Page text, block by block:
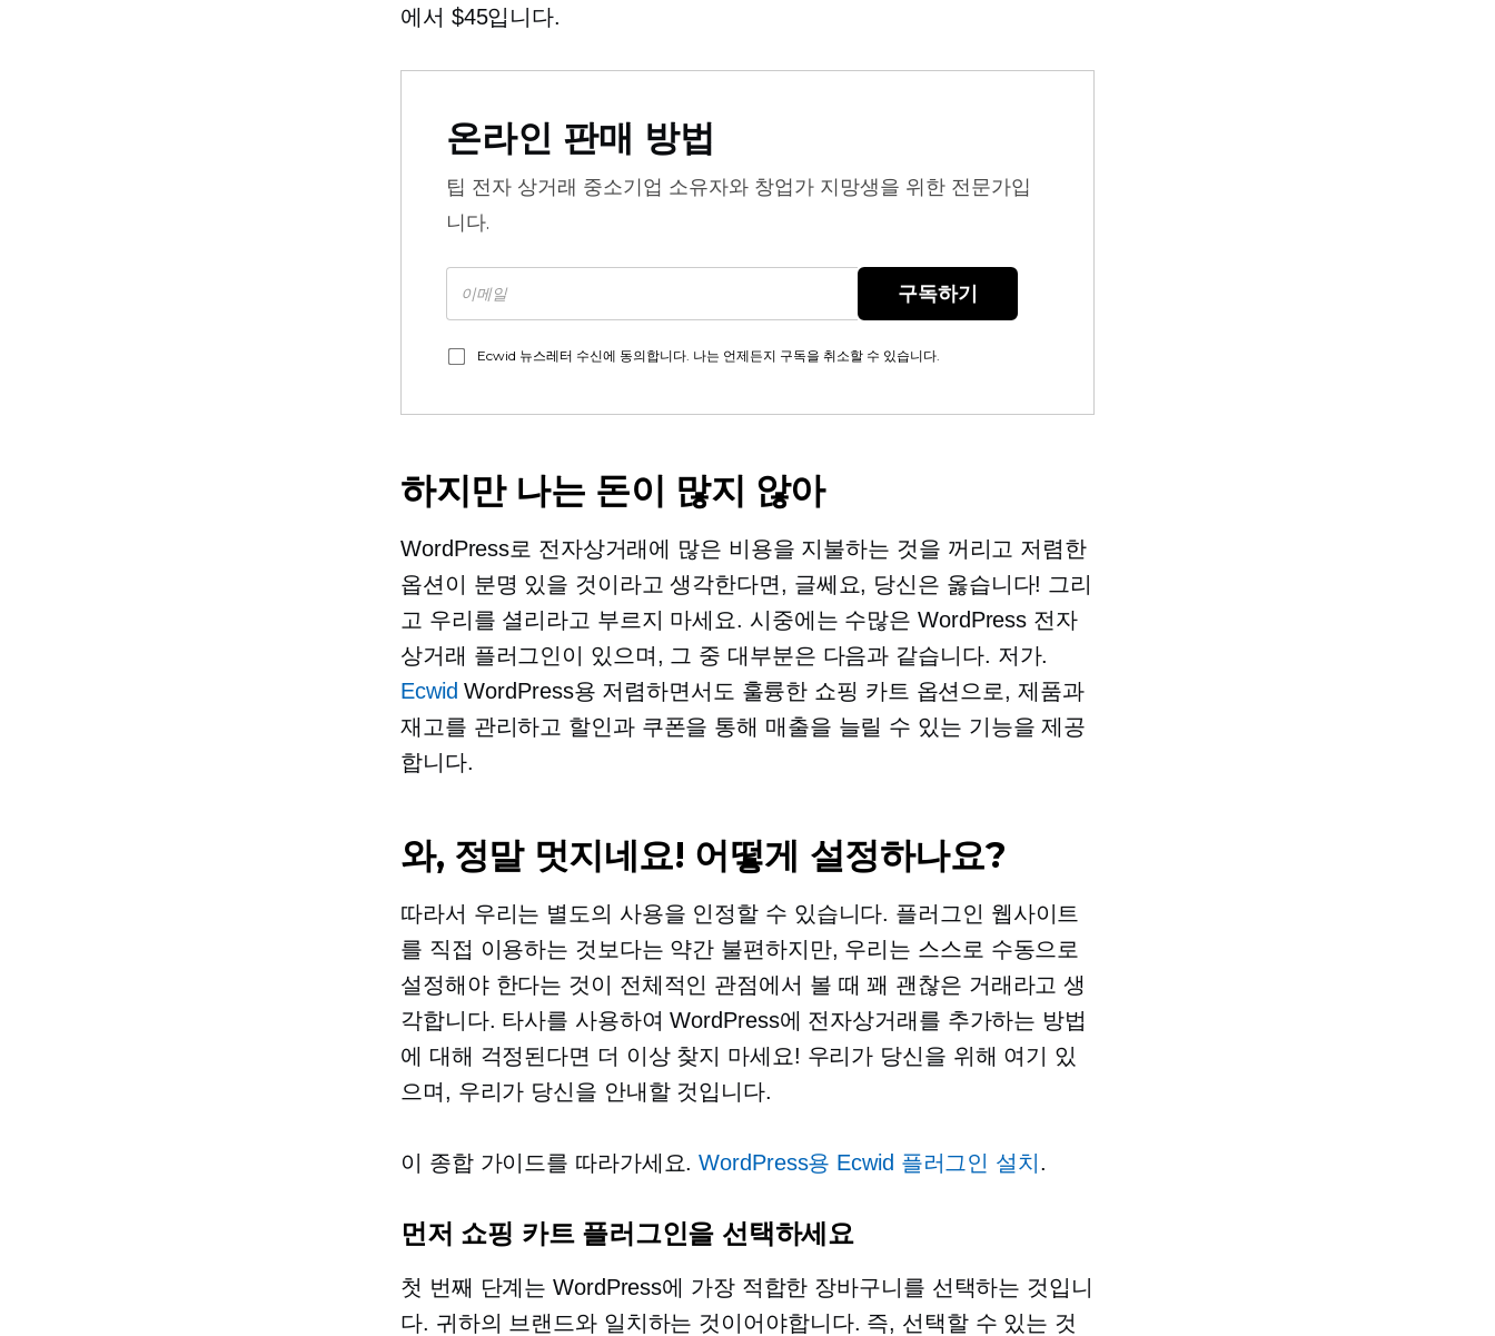
에서 $45입니다.
온라인 판매 방법
팁 전자 상거래 중소기업 소유자와 창업가 지망생을 위한 전문가입
니다.
구독하기
Ecwid 뉴스레터 수신에 동의합니다. 나는 언제든지 구독을 취소할 수 있습니다.
하지만 나는 돈이 많지 않아
WordPress로 전자상거래에 많은 비용을 지불하는 것을 꺼리고 저렴한
옵션이 분명 있을 것이라고 생각한다면, 글쎄요, 당신은 옳습니다! 그리
고 우리를 셜리라고 부르지 마세요. 시중에는 수많은 WordPress 전자
상거래 플러그인이 있으며, 그 중 대부분은 다음과 같습니다. 저가.
Ecwid WordPress용 저렴하면서도 훌륭한 쇼핑 카트 옵션으로, 제품과
재고를 관리하고 할인과 쿠폰을 통해 매출을 늘릴 수 있는 기능을 제공
합니다.
와, 정말 멋지네요! 어떻게 설정하나요?
따라서 우리는 별도의 사용을 인정할 수 있습니다. 플러그인 웹사이트
를 직접 이용하는 것보다는 약간 불편하지만, 우리는 스스로 수동으로
설정해야 한다는 것이 전체적인 관점에서 볼 때 꽤 괜찮은 거래라고 생
각합니다. 타사를 사용하여 WordPress에 전자상거래를 추가하는 방법
에 대해 걱정된다면 더 이상 찾지 마세요! 우리가 당신을 위해 여기 있
으며, 우리가 당신을 안내할 것입니다.
이 종합 가이드를 따라가세요.WordPress용 Ecwid 플러그인 설치 .
먼저 쇼핑 카트 플러그인을 선택하세요
첫 번째 단계는 WordPress에 가장 적합한 장바구니를 선택하는 것입니
다. 귀하의 브랜드와 일치하는 것이어야합니다. 즉, 선택할 수 있는 것